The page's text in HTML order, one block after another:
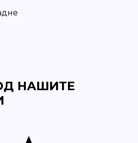
НАШИТЕ